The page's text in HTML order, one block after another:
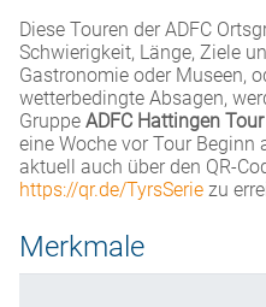
Diese Touren der ADFC
Schwierigkeit, Länge, Ziele
Gastronomie oder Museen,
wetterbedingte Absagen,
Gruppe ADFC Hattingen Tour
eine Woche vor Tour Beginn
aktuell auch über den QR-
https://qr.de/TyrsSerie zu
Merkmale